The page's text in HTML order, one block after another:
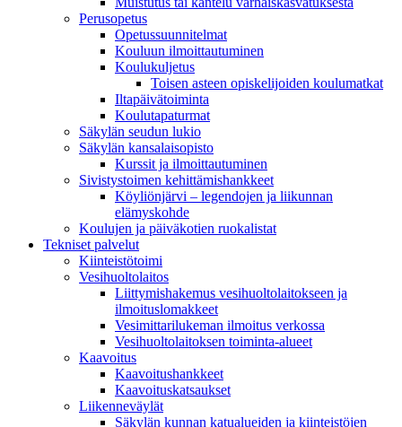
Perusopetus
Opetussuunnitelmat
Kouluun ilmoittautuminen
Koulukuljetus
Toisen asteen opiskelijoiden koulumatkat
Iltapäivätoiminta
Koulutapaturmat
Säkylän seudun lukio
Säkylän kansalaisopisto
Kurssit ja ilmoittautuminen
Sivistystoimen kehittämishankkeet
Köyliönjärvi – legendojen ja liikunnan
elämyskohde
Koulujen ja päiväkotien ruokalistat
Tekniset palvelut
Kiinteistötoimi
Vesihuoltolaitos
Liittymishakemus vesihuoltolaitokseen ja
ilmoituslomakkeet
Vesimittarilukeman ilmoitus verkossa
Vesihuoltolaitoksen toiminta-alueet
Kaavoitus
Kaavoitushankkeet
Kaavoituskatsaukset
Liikenneväylät
Säkylän kunnan katualueiden ja kiinteistöjen